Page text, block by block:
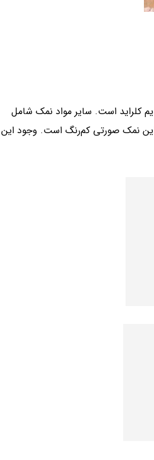
نظر شیمیایی به نمک خوراکی معمولی شباهت دارد و دارای ۹۸٪ سدیم کلراید است. سایر مواد نمک شامل
این نمک صورتی کم‌رنگ است. وجود این